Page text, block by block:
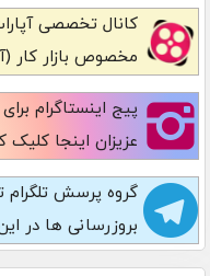
کانال تخصصی
مخصوص بازار کار
پیج اینستاگرام
عزیزان اینجا کلیک
گروه پرسش تلگرام
بروزرسانی ها در